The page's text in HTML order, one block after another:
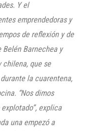
Y el
emprendedoras y
de reflexión y de
Belén Barnechea y
chilena, que se
la cuarentena,
“Nos dimos
explica
una empezó a